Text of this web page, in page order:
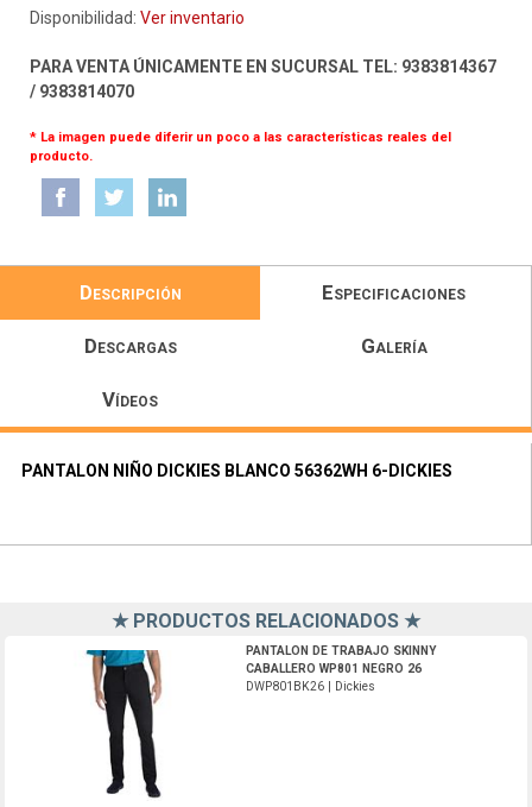
Disponibilidad: Ver inventario
PARA VENTA ÚNICAMENTE EN SUCURSAL TEL: 9383814367
/ 9383814070
* La imagen puede diferir un poco a las características reales del
producto.
Descripción Especificaciones
Descargas Galería
Vídeos
PANTALON NIÑO DICKIES BLANCO 56362WH 6-DICKIES
★ PRODUCTOS RELACIONADOS ★
PANTALON DE TRABAJO SKINNY
CABALLERO WP801 NEGRO 26
DWP801BK26 | Dickies